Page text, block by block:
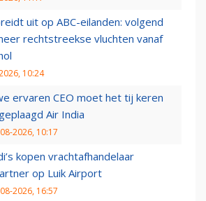
uit op ABC-eilanden: volgend
rechtstreekse vluchten vanaf
10:24
ervaren CEO moet het tij keren
Air India
2026, 10:17
kopen vrachtafhandelaar
op Luik Airport
2026, 16:57